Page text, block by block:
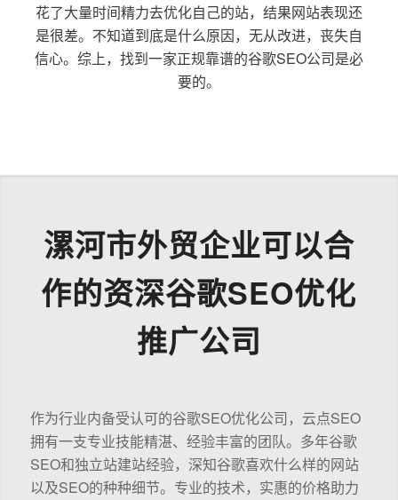
花了大量时间精力去优化自己的站，结果网站表现还
是很差。不知道到底是什么原因，无从改进，丧失自
信心。综上，找到一家正规靠谱的谷歌SEO公司是必
要的。
漯河市外贸企业可以合
作的资深谷歌SEO优化
推广公司
作为行业内备受认可的谷歌SEO优化公司，云点SEO
拥有一支专业技能精湛、经验丰富的团队。多年谷歌
SEO和独立站建站经验，深知谷歌喜欢什么样的网站
以及SEO的种种细节。专业的技术，实惠的价格助力